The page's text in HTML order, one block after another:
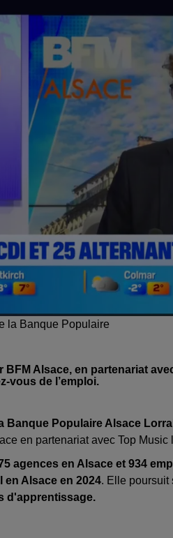
la Banque Populaire
Alsace, en partenariat
vous de l’emploi.
Banque Populaire Alsace
en partenariat avec Top Music
agences en Alsace et 934
en Alsace en 2024. Elle poursuit
d'apprentissage.